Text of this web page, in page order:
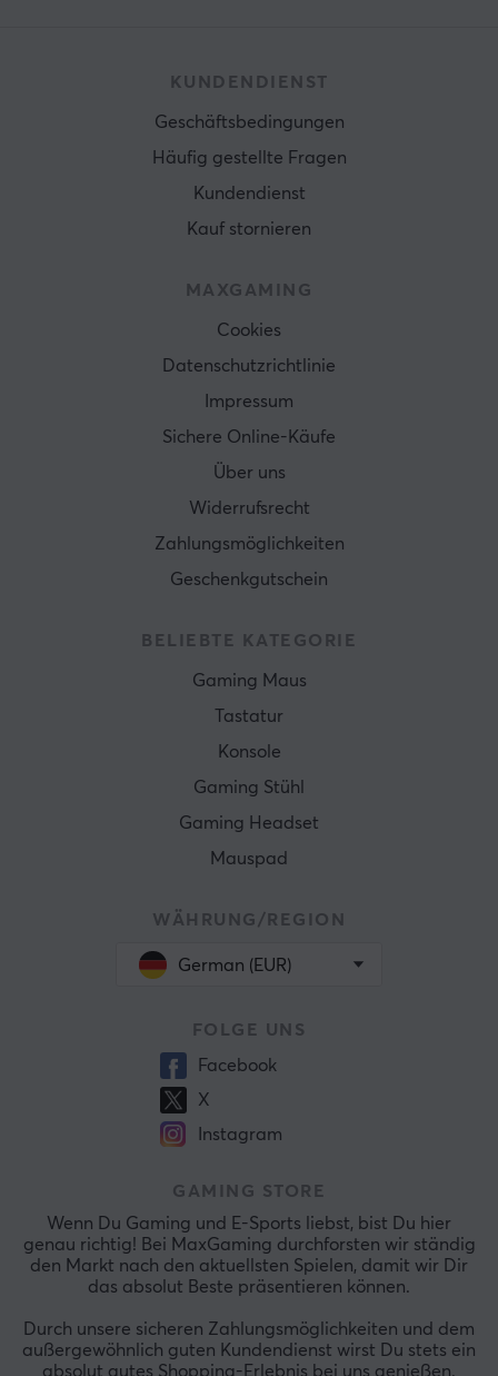
KUNDENDIENST
Geschäftsbedingungen
Häufig gestellte Fragen
Kundendienst
Kauf stornieren
MAXGAMING
Cookies
Datenschutzrichtlinie
Impressum
Sichere Online-Käufe
Über uns
Widerrufsrecht
Zahlungsmöglichkeiten
Geschenkgutschein
BELIEBTE KATEGORIE
Gaming Maus
Tastatur
Konsole
Gaming Stühl
Gaming Headset
Mauspad
WÄHRUNG/REGION
German (EUR)
FOLGE UNS
Facebook
X
Instagram
GAMING STORE
Wenn Du Gaming und E-Sports liebst, bist Du hier
genau richtig! Bei MaxGaming durchforsten wir ständig
den Markt nach den aktuellsten Spielen, damit wir Dir
das absolut Beste präsentieren können.
Durch unsere sicheren Zahlungsmöglichkeiten und dem
außergewöhnlich guten Kundendienst wirst Du stets ein
absolut gutes Shopping-Erlebnis bei uns genießen.